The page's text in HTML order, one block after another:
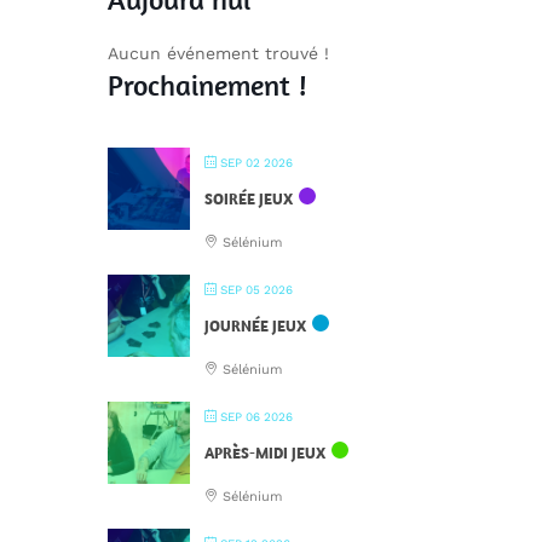
Aucun événement trouvé !
Prochainement !
SEP 02 2026
SOIRÉE JEUX
Sélénium
SEP 05 2026
JOURNÉE JEUX
Sélénium
SEP 06 2026
APRÈS-MIDI JEUX
Sélénium